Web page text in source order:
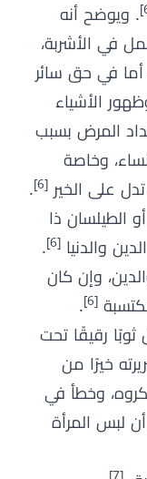
. ويوضح أنه
في الأشربة،
في حق سائر
الأشياء
المرض بسبب
وخاصة
على الخير [6]
.
الطيلسان ذا
والدنيا [6]
.
وإن كان
[6]
.
ثوبًا رقيقًا تحت
خيرًا من
وخطأ في
لبس المرأة